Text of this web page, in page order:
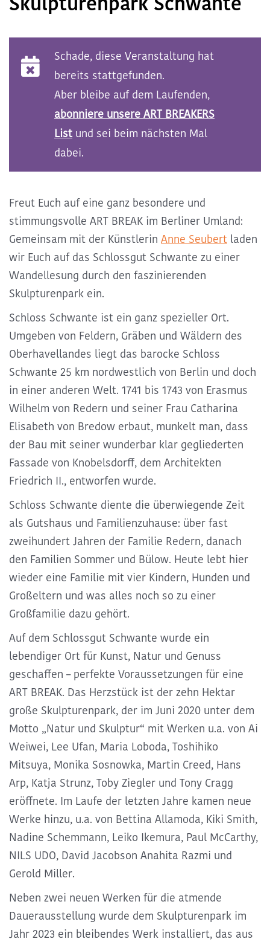
Kommende ART BREAKS
Exclusive ART BREAKS
Vergangene ART BREAKS
Kontakt
Schade, diese Veranstaltung hat
bereits stattgefunden.
Aber bleibe auf dem Laufenden,
abonniere unsere ART BREAKERS
List und sei beim nächsten Mal
dabei.
Freut Euch auf eine ganz besondere und
stimmungsvolle ART BREAK im Berliner Umland:
Gemeinsam mit der Künstlerin Anne Seubert laden
wir Euch auf das Schlossgut Schwante zu einer
Wandellesung durch den faszinierenden
Skulpturenpark ein.
Schloss Schwante ist ein ganz spezieller Ort.
Umgeben von Feldern, Gräben und Wäldern des
Oberhavellandes liegt das barocke Schloss
Schwante 25 km nordwestlich von Berlin und doch
in einer anderen Welt. 1741 bis 1743 von Erasmus
Wilhelm von Redern und seiner Frau Catharina
Elisabeth von Bredow erbaut, munkelt man, dass
der Bau mit seiner wunderbar klar gegliederten
Fassade von Knobelsdorff, dem Architekten
Friedrich II., entworfen wurde.
Schloss Schwante diente die überwiegende Zeit
als Gutshaus und Familienzuhause: über fast
zweihundert Jahren der Familie Redern, danach
den Familien Sommer und Bülow. Heute lebt hier
wieder eine Familie mit vier Kindern, Hunden und
Großeltern und was alles noch so zu einer
Großfamilie dazu gehört.
Auf dem Schlossgut Schwante wurde ein
lebendiger Ort für Kunst, Natur und Genuss
geschaffen – perfekte Voraussetzungen für eine
ART BREAK. Das Herzstück ist der zehn Hektar
große Skulpturenpark, der im Juni 2020 unter dem
Motto „Natur und Skulptur“ mit Werken u.a. von Ai
Weiwei, Lee Ufan, Maria Loboda, Toshihiko
Mitsuya, Monika Sosnowka, Martin Creed, Hans
Arp, Katja Strunz, Toby Ziegler und Tony Cragg
eröffnete. Im Laufe der letzten Jahre kamen neue
Werke hinzu, u.a. von Bettina Allamoda, Kiki Smith,
Nadine Schemmann, Leiko Ikemura, Paul McCarthy,
NILS UDO, David Jacobson Anahita Razmi und
Gerold Miller.
Neben zwei neuen Werken für die atmende
Dauerausstellung wurde dem Skulpturenpark im
Jahr 2023 ein bleibendes Werk installiert, das aus